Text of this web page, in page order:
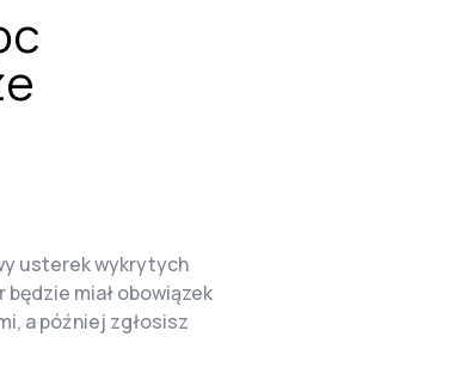
usterek wykrytych
miał obowiązek
a później zgłosisz